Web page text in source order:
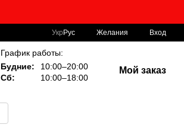
Укр Рус Желания Вход
График работы:
Будние:
10:00–20:00
Сб:
10:00–18:00
Мой заказ